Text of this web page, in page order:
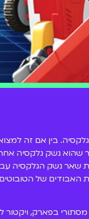
בין אם זה
נשק גלקסיה
שאר נשק
האבודים של
בפארק, ויקטור